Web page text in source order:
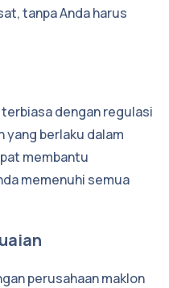
tanpa Anda harus
dengan regulasi
yang berlaku dalam
membantu
memenuhi semua
perusahaan maklon